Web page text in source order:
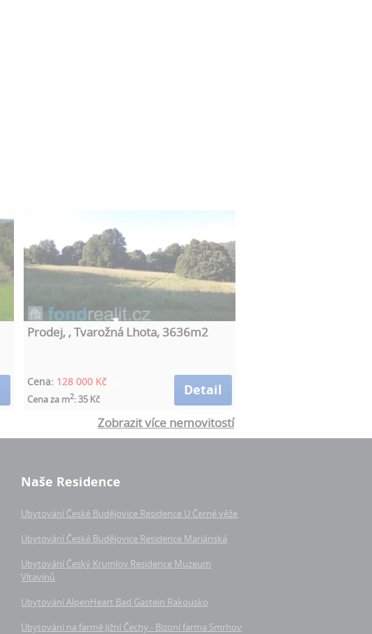
Prodej, , Tvarožná Lhota, 3636m2
Cena: 128 000 Kč
Cena za m2: 35 Kč
Detail
Zobrazit více nemovitostí
Naše Residence
Ubytování České Budějovice Residence U Černé věže
Ubytování České Budějovice Residence Mariánská
Ubytování Český Krumlov Residence Muzeum
Vltavínů
Ubytování AlpenHeart Bad Gastein Rakousko
Ubytování na farmě Jižní Čechy - Bizoní farma Smrhov